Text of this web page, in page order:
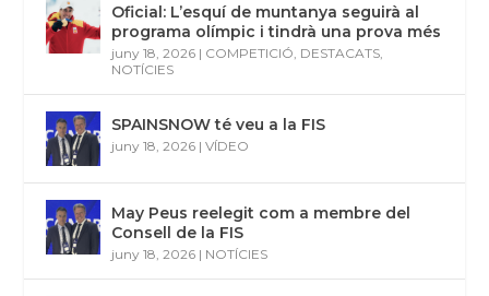
Oficial: L’esquí de muntanya seguirà al
programa olímpic i tindrà una prova més
juny 18, 2026 | COMPETICIÓ DESTACATS
NOTÍCIES
SPAINSNOW té veu a la FIS
juny 18, 2026 |VÍDEO
May Peus reelegit com a membre del
Consell de la FIS
juny 18, 2026 | NOTÍCIES